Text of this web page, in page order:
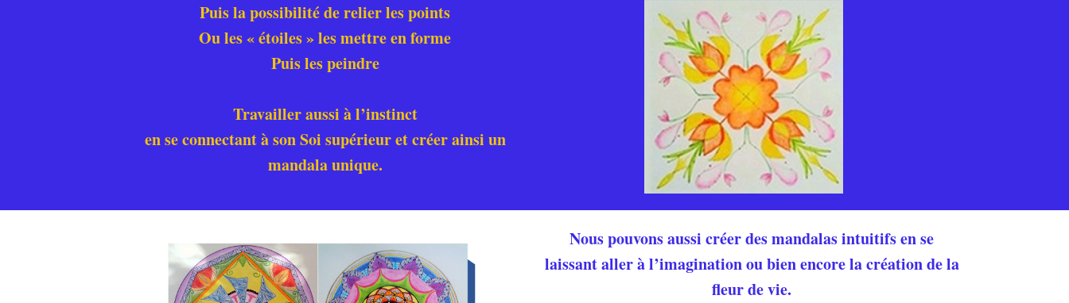
Puis la possibilité de relier les points
Ou les « étoiles » les mettre en forme
Puis les peindre
Travailler aussi à l’instinct
en se connectant à son Soi supérieur et créer ainsi un
mandala unique.
Nous pouvons aussi créer des mandalas intuitifs en se
laissant aller à l’imagination ou bien encore la création de la
fleur de vie.